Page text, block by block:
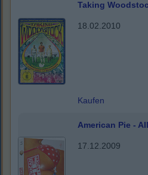
Taking
18.02.2010
Kaufen
American Pie -
17.12.2009